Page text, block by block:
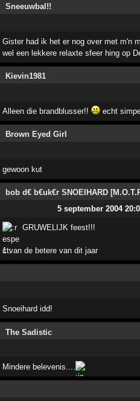
Sneeuwbal!!
Gister had ik het er nog over met m'n
wel een lekkere relaxte sfeer hing op
Kievin1981
Alleen die brandblusser!! echt
Brown Eyed Girl
gewoon kut
bob d€ b€uk€r SNOEIHARD
5 september 2004
GRUWELIJK feest!!!
1 van de betere van dit jaar
Snoeihard idd!
The Sadistic
Mindere belevenis....